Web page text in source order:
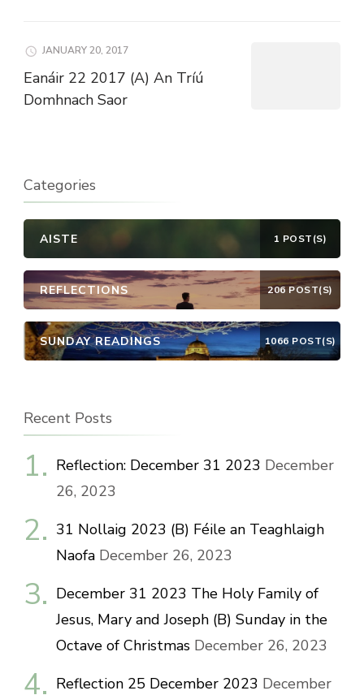
JANUARY 20, 2017
Eanáir 22 2017 (A) An Tríú
Domhnach Saor
Categories
AISTE 1 POST(S)
REFLECTIONS 206 POST(S)
SUNDAY READINGS 1066 POST(S)
Recent Posts
Reflection: December 31 2023 December
26, 2023
31 Nollaig 2023 (B) Féile an Teaghlaigh
Naofa December 26, 2023
December 31 2023 The Holy Family of
Jesus, Mary and Joseph (B) Sunday in the
Octave of Christmas December 26, 2023
Reflection 25 December 2023 December